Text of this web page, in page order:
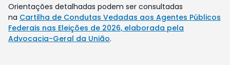
Orientações detalhadas podem ser consultadas
na Cartilha de Condutas Vedadas aos Agentes Públicos
Federais nas Eleições de 2026, elaborada pela
Advocacia-Geral da União.